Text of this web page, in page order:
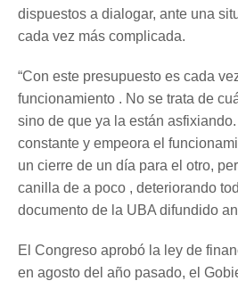
dispuestos a dialogar, ante una
cada vez más complicada.
“Con este presupuesto es cada
funcionamiento . No se trata de
sino de que ya la están
constante y empeora el
un cierre de un día para el otro,
canilla de a poco , deteriorando
documento de la UBA difundido
El Congreso aprobó la ley de
en agosto del año pasado, el